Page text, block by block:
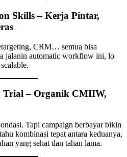
Skills – Kerja Pintar,
CRM… semua bisa
jalanin automatic workflow ini, lo
Trial – Organik CMIIW,
Tapi campaign berbayar bikin
kombinasi tepat antara keduanya,
yang sehat dan tahan lama.